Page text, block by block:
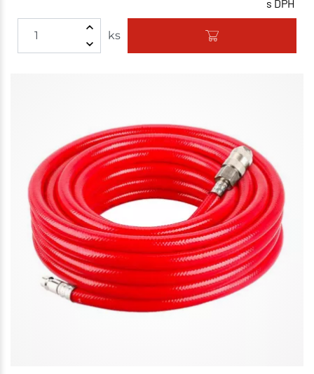
s DPH
ks